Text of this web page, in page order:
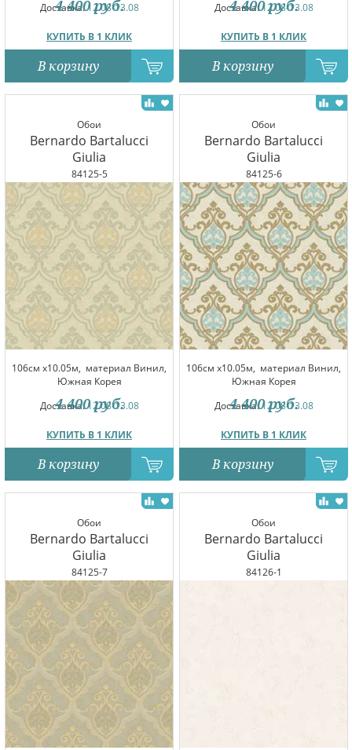
Доставка:12.08-13.08
КУПИТЬ В 1 КЛИК
4 400 руб.
В корзину
Доставка:12.08-13.08
КУПИТЬ В 1 КЛИК
4 400 руб.
В корзину
Обои
Bernardo Bartalucci
Giulia
84125-5
106см x10.05м, материал Винил,
Южная Корея
Доставка:12.08-13.08
КУПИТЬ В 1 КЛИК
4 400 руб.
В корзину
Обои
Bernardo Bartalucci
Giulia
84125-6
106см x10.05м, материал Винил,
Южная Корея
Доставка:12.08-13.08
КУПИТЬ В 1 КЛИК
4 400 руб.
В корзину
Обои
Bernardo Bartalucci
Giulia
84125-7
Обои
Bernardo Bartalucci
Giulia
84126-1